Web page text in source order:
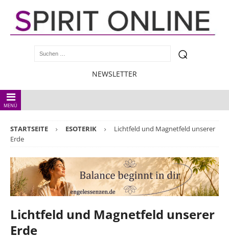
NEWSLETTER
MENÜ
STARTSEITE ESOTERIK
Lichtfeld und Magnetfeld unserer
Erde
Lichtfeld und Magnetfeld unserer
Erde